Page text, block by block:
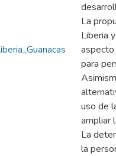
La
Liberia
para
uso de
ampliar
La
la